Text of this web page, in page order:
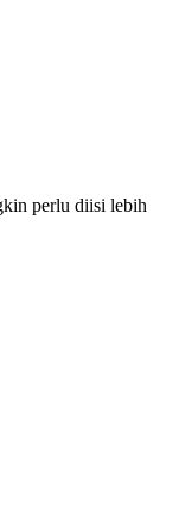
perlu diisi lebih